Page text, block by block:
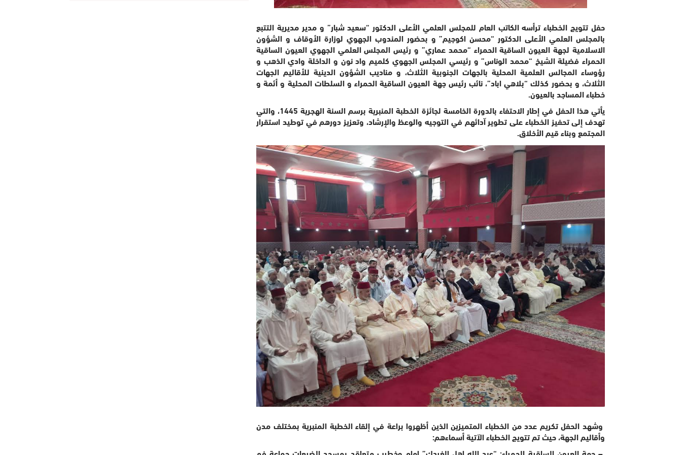
حفل تتويج الخطباء ترأسه الكاتب العام للمجلس العلمي الأعلى الدكتور “سعيد شبار” و مدير مديرية التتبع
بالمجلس العلمي الأعلى الدكتور “محسن اكوجيم” و بحضور المندوب الجهوي لوزارة الأوقاف و الشؤون
الاسلامية لجهة العيون الساقية الحمراء “محمد عماري” و رئيس المجلس العلمي الجهوي العيون الساقية
الحمراء فضيلة الشيخ “محمد الوناس” و رئيسي المجلس الجهوي كلميم واد نون و الداخلة وادي الذهب و
رؤوساء المجالس العلمية المحلية بالجهات الجنوبية الثلاث، و مناديب الشؤون الدينية للأقاليم الجهات
الثلاث، و بحضور كذلك “بلاهي اباد”، نائب رئيس جهة العيون الساقية الحمراء و السلطات المحلية و أئمة و
خطباء المساجد بالعيون.
يأتي هذا الحفل في إطار الاحتفاء بالدورة الخامسة لجائزة الخطبة المنبرية برسم السنة الهجرية 1445، والتي
تهدف إلى تحفيز الخطباء على تطوير آدائهم في التوجيه والوعظ والإرشاد، وتعزيز دورهم في توطيد استقرار
المجتمع وبناء قيم الأخلاق.
وشهد الحفل تكريم عدد من الخطباء المتميزين الذين أظهروا براعة في إلقاء الخطبة المنبرية بمختلف مدن
وأقاليم الجهة، حيث تم تتويج الخطباء الآتية أسماءهم: